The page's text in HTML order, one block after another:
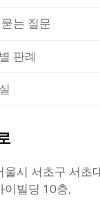
는 질문
판례
울시 서초구 서초
이빌딩 10층,